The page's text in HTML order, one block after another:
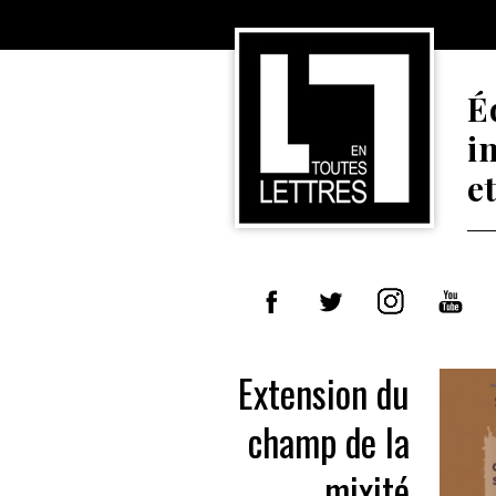
Extension du
champ de la